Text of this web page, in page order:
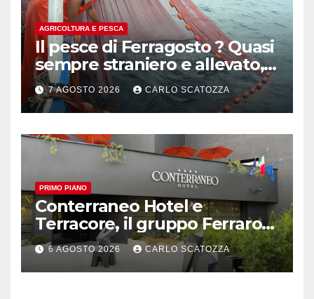
AGRICOLTURA E PESCA
Il pesce di Ferragosto ? Quasi
sempre straniero e allevato,
in sofferenza
7 AGOSTO 2026 CARLO SCATOZZA
PRIMO PIANO
Conterraneo Hotel e
Terracore, il gruppo Ferraro
amplia l’ ospitalità e il gusto
alle porte di Caserta
6 AGOSTO 2026 CARLO SCATOZZA